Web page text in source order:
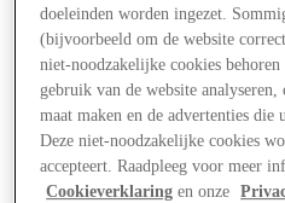
doeleinden worden ingezet.
(bijvoorbeeld om de website
niet-noodzakelijke cookies
gebruik van de website analyseren,
maat maken en de advertenties
Deze niet-noodzakelijke cookies
accepteert. Raadpleeg voor meer
Cookieverklaring en onze